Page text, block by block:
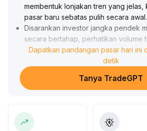
membentuk lonjakan tren yang jelas,
pasar baru sebatas pulih secara awal.
Disarankan investor jangka pendek
secara bertahap, perhatikan volume
terapkan stop loss secara ketat.
Target jangka pendek dapat
fluktuasi sebelumnya
Untuk strategi jangka menengah-
risiko penurunan sentimen dan
Dapatkan pandangan pasar hari ini
detik
Tanya TradeGPT